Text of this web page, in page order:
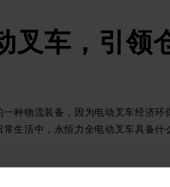
叉车，引领
种物流装备，因为电动叉车经济
生活中，永恒力全电动叉车具备